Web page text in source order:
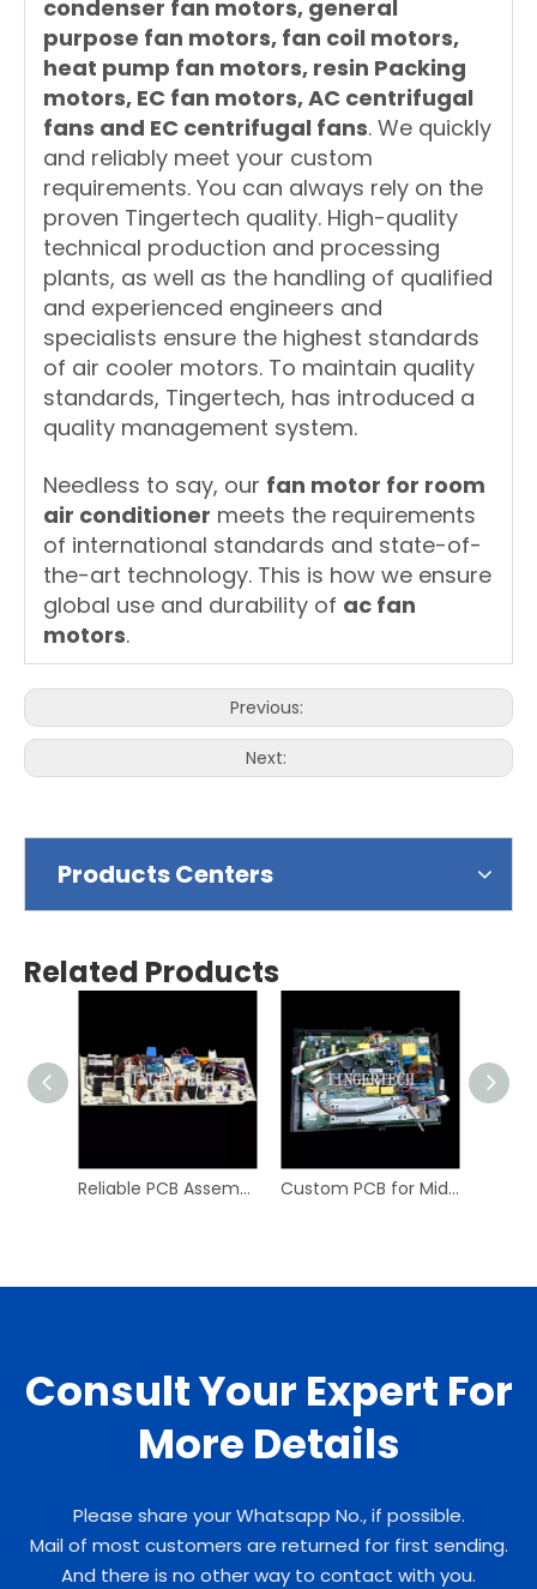
condenser fan motors, general
purpose fan motors, fan coil motors,
heat pump fan motors, resin Packing
motors, EC fan motors, AC centrifugal
fans and EC centrifugal fans. We quickly
and reliably meet your custom
requirements. You can always rely on the
proven Tingertech quality. High-quality
technical production and processing
plants, as well as the handling of qualified
and experienced engineers and
specialists ensure the highest standards
of air cooler motors. To maintain quality
standards, Tingertech, has introduced a
quality management system.
Needless to say, our fan motor for room
air conditioner meets the requirements
of international standards and state-of-
the-art technology. This is how we ensure
global use and durability of ac fan
motors.
Previous:
Next:
Products Centers
Related Products
Reliable PCB Assembly for HVAC Air Conditioner Custom PCB for Midea Air Conditioner Control Systems
Consult Your Expert For
More Details
Please share your Whatsapp No., if possible.
Mail of most customers are returned for first sending.
And there is no other way to contact with you.